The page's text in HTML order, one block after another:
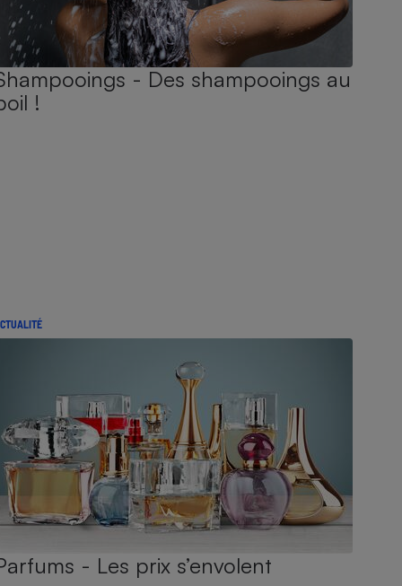
- Des shampooings au
!
- Les prix s’envolent